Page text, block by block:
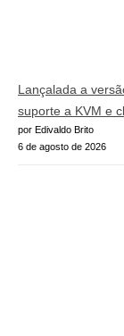
Lançalada a
suporte a KVM e
por Edivaldo Brito
6 de agosto de 2026